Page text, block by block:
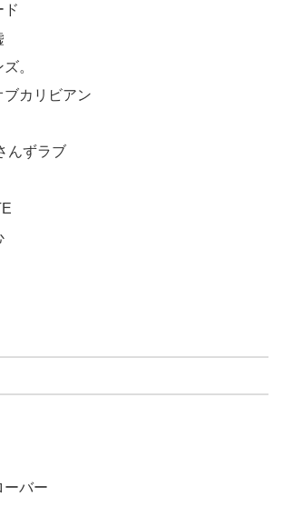
ド
。
カリビアン
んずラブ
ーバー